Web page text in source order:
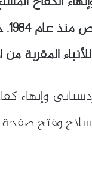
المقربة من
وإنهاء